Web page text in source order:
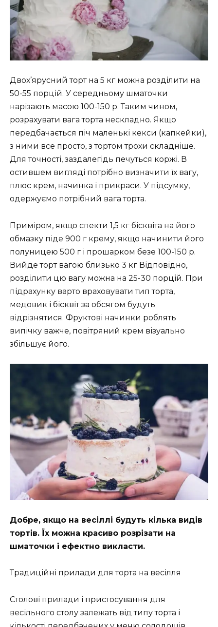
Двох’ярусний торт на 5 кг можна розділити на
50-55 порцій. У середньому шматочки
нарізають масою 100-150 р. Таким чином,
розрахувати вага торта нескладно. Якщо
передбачається піч маленькі кекси (капкейки),
з ними все просто, з тортом трохи складніше.
Для точності, заздалегідь печуться коржі. В
остившем вигляді потрібно визначити їх вагу,
плюс крем, начинка і прикраси. У підсумку,
одержуємо потрібний вага торта.
Приміром, якщо спекти 1,5 кг бісквіта на його
обмазку піде 900 г крему, якщо начинити його
полуницею 500 г і прошарком безе 100-150 р.
Вийде торт вагою близько 3 кг Відповідно,
розділити цю вагу можна на 25-30 порцій. При
підрахунку варто враховувати тип торта,
медовик і бісквіт за обсягом будуть
відрізнятися. Фруктові начинки роблять
випічку важче, повітряний крем візуально
збільшує його.
Добре, якщо на весіллі будуть кілька видів
тортів. Їх можна красиво розрізати на
шматочки і ефектно викласти.
Традиційні прилади для торта на весілля
Столові прилади і пристосування для
весільного столу залежать від типу торта і